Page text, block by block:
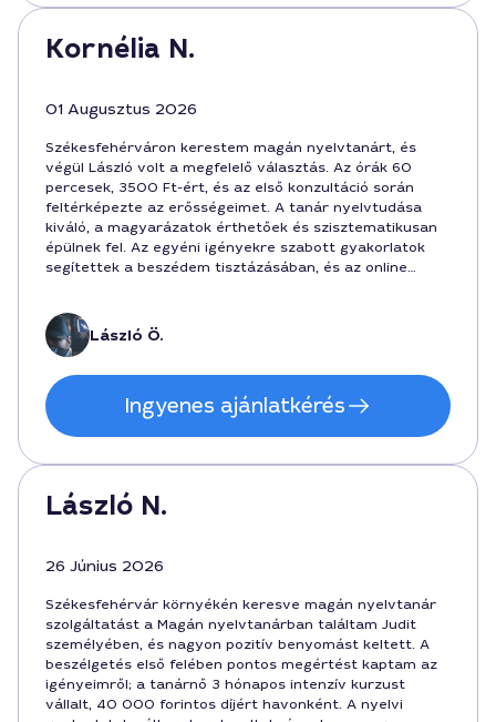
Kornélia N.
01 Augusztus 2026
Székesfehérváron kerestem magán nyelvtanárt, és
végül László volt a megfelelő választás. Az órák 60
percesek, 3500 Ft-ért, és az első konzultáció során
feltérképezte az erősségeimet. A tanár nyelvtudása
kiváló, a magyarázatok érthetőek és szisztematikusan
épülnek fel. Az egyéni igényekre szabott gyakorlatok
segítettek a beszédem tisztázásában, és az online
László Ö.
Ingyenes ajánlatkérés
László N.
26 Június 2026
Székesfehérvár környékén keresve magán nyelvtanár
szolgáltatást a Magán nyelvtanárban találtam Judit
személyében, és nagyon pozitív benyomást keltett. A
beszélgetés első felében pontos megértést kaptam az
igényeimről; a tanárnő 3 hónapos intenzív kurzust
vállalt, 40 000 forintos díjért havonként. A nyelvi